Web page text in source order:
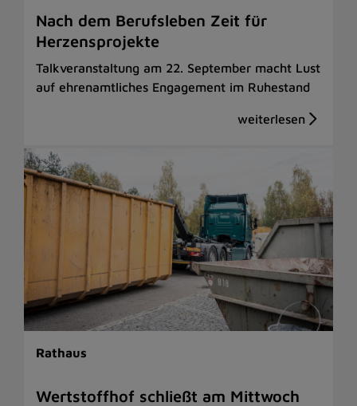
Nach dem Berufsleben Zeit für
Herzensprojekte
Talkveranstaltung am 22. September macht Lust
auf ehrenamtliches Engagement im Ruhestand
Rathaus
Wertstoffhof schließt am Mittwoch